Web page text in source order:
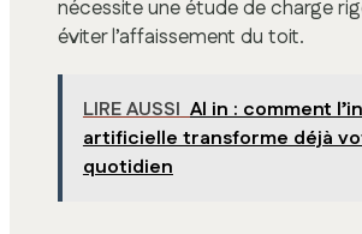
nécessite une étude de charge
éviter l’affaissement du toit.
LIRE AUSSI Al in : comment
artificielle transforme déjà
quotidien